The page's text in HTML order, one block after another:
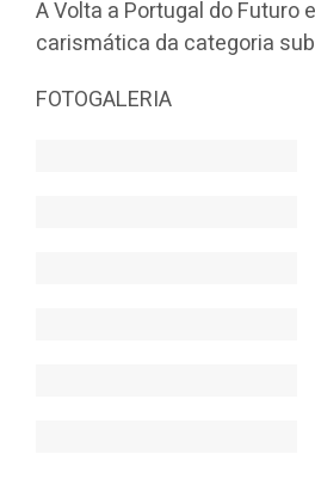
A Volta a Portugal do
carismática da categoria
FOTOGALERIA